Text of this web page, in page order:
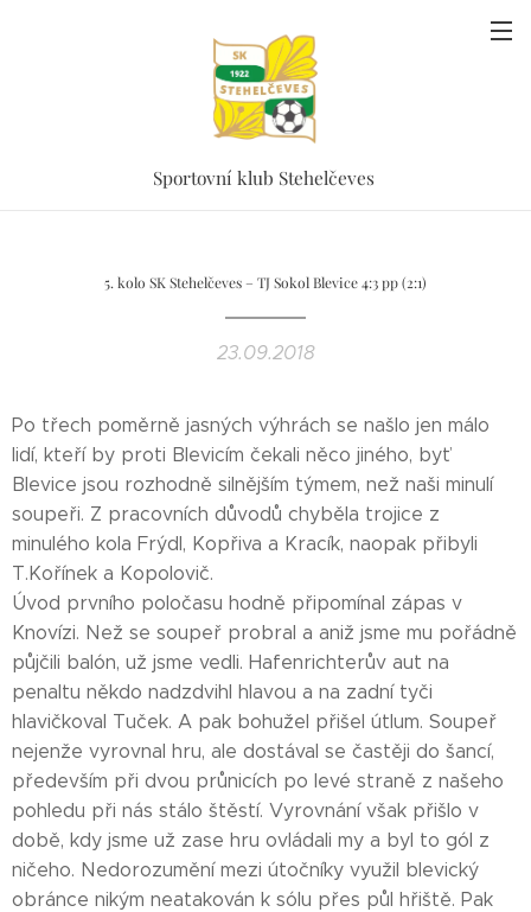
Sportovní klub Stehelčeves
5. kolo SK Stehelčeves – TJ Sokol Blevice 4:3 pp (2:1)
23.09.2018
Po třech poměrně jasných výhrách se našlo jen málo
lidí, kteří by proti Blevicím čekali něco jiného, byť
Blevice jsou rozhodně silnějším týmem, než naši minulí
soupeři. Z pracovních důvodů chyběla trojice z
minulého kola Frýdl, Kopřiva a Kracík, naopak přibyli
T.Kořínek a Kopolovič.
Úvod prvního poločasu hodně připomínal zápas v
Knovízi. Než se soupeř probral a aniž jsme mu pořádně
půjčili balón, už jsme vedli. Hafenrichterův aut na
penaltu někdo nadzdvihl hlavou a na zadní tyči
hlavičkoval Tuček. A pak bohužel přišel útlum. Soupeř
nejenže vyrovnal hru, ale dostával se častěji do šancí,
především při dvou průnicích po levé straně z našeho
pohledu při nás stálo štěstí. Vyrovnání však přišlo v
době, kdy jsme už zase hru ovládali my a byl to gól z
ničeho. Nedorozumění mezi útočníky využil blevický
obránce nikým neatakován k sólu přes půl hřiště. Pak